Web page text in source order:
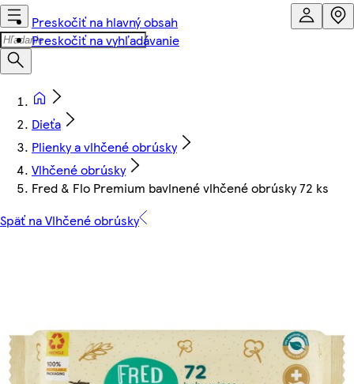
Preskočiť na hlavný obsah
Preskočiť na vyhľadávanie
Dieťa
Plienky a vlhčené obrúsky
Vlhčené obrúsky
Fred & Flo Premium bavlnené vlhčené obrúsky 72 ks
Späť na Vlhčené obrúsky